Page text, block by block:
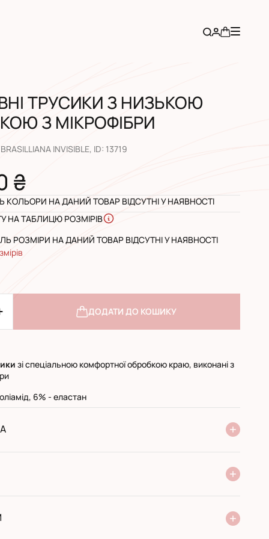
ТРУСИКИ З НИЗЬКОЮ
З МІКРОФІБРИ
INVISIBLE, ID: 13719
₴
КОЛЬОРИ НА ДАНИЙ ТОВАР ВІДСУТНІ У НАЯВНОСТІ
НА ТАБЛИЦЮ РОЗМІРІВ
РОЗМІРИ НА ДАНИЙ ТОВАР ВІДСУТНІ У НАЯВНОСТІ
ДОДАТИ ДО КОШИКУ
зі спеціальною комфортної обробкою краю, виконані з
6% - еластан
переказ